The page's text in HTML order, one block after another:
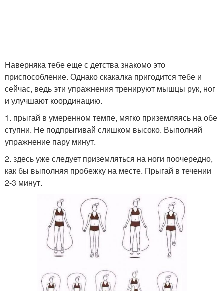
Наверняка тебе еще с детства знакомо это
приспособление. Однако скакалка пригодится тебе и
сейчас, ведь эти упражнения тренируют мышцы рук, ног
и улучшают координацию.
1. прыгай в умеренном темпе, мягко приземляясь на обе
ступни. Не подпрыгивай слишком высоко. Выполняй
упражнение пару минут.
2. здесь уже следует приземляться на ноги поочередно,
как бы выполняя пробежку на месте. Прыгай в течении
2-3 минут.